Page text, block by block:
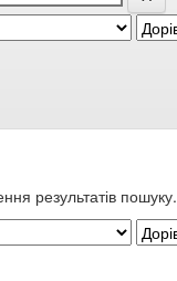
результатів пошуку.